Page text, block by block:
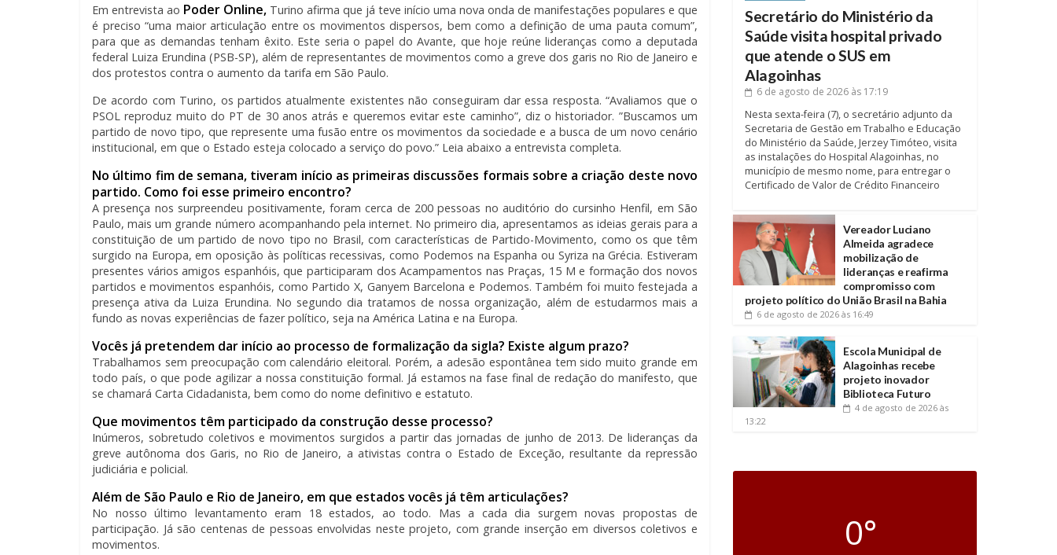
Em entrevista ao Poder Online, Turino afirma que já teve início uma nova onda de manifestações populares e que
é preciso “uma maior articulação entre os movimentos dispersos, bem como a definição de uma pauta comum”,
para que as demandas tenham êxito. Este seria o papel do Avante, que hoje reúne lideranças como a deputada
federal Luiza Erundina (PSB-SP), além de representantes de movimentos como a greve dos garis no Rio de Janeiro e
dos protestos contra o aumento da tarifa em São Paulo.
De acordo com Turino, os partidos atualmente existentes não conseguiram dar essa resposta. “Avaliamos que o
PSOL reproduz muito do PT de 30 anos atrás e queremos evitar este caminho”, diz o historiador. ”Buscamos um
partido de novo tipo, que represente uma fusão entre os movimentos da sociedade e a busca de um novo cenário
institucional, em que o Estado esteja colocado a serviço do povo.” Leia abaixo a entrevista completa.
No último fim de semana, tiveram início as primeiras discussões formais sobre a criação deste novo
partido. Como foi esse primeiro encontro?
A presença nos surpreendeu positivamente, foram cerca de 200 pessoas no auditório do cursinho Henfil, em São
Paulo, mais um grande número acompanhando pela internet. No primeiro dia, apresentamos as ideias gerais para a
constituição de um partido de novo tipo no Brasil, com características de Partido-Movimento, como os que têm
surgido na Europa, em oposição às políticas recessivas, como Podemos na Espanha ou Syriza na Grécia. Estiveram
presentes vários amigos espanhóis, que participaram dos Acampamentos nas Praças, 15 M e formação dos novos
partidos e movimentos espanhóis, como Partido X, Ganyem Barcelona e Podemos. Também foi muito festejada a
presença ativa da Luiza Erundina. No segundo dia tratamos de nossa organização, além de estudarmos mais a
fundo as novas experiências de fazer político, seja na América Latina e na Europa.
Vocês já pretendem dar início ao processo de formalização da sigla? Existe algum prazo?
Trabalhamos sem preocupação com calendário eleitoral. Porém, a adesão espontânea tem sido muito grande em
todo país, o que pode agilizar a nossa constituição formal. Já estamos na fase final de redação do manifesto, que
se chamará Carta Cidadanista, bem como do nome definitivo e estatuto.
Que movimentos têm participado da construção desse processo?
Inúmeros, sobretudo coletivos e movimentos surgidos a partir das jornadas de junho de 2013. De lideranças da
greve autônoma dos Garis, no Rio de Janeiro, a ativistas contra o Estado de Exceção, resultante da repressão
judiciária e policial.
Além de São Paulo e Rio de Janeiro, em que estados vocês já têm articulações?
No nosso último levantamento eram 18 estados, ao todo. Mas a cada dia surgem novas propostas de
participação. Já são centenas de pessoas envolvidas neste projeto, com grande inserção em diversos coletivos e
movimentos.
Secretário do Ministério da
Saúde visita hospital privado
que atende o SUS em
Alagoinhas
6 de agosto de 2026 às 17:19
Nesta sexta-feira (7), o secretário adjunto da
Secretaria de Gestão em Trabalho e Educação
do Ministério da Saúde, Jerzey Timóteo, visita
as instalações do Hospital Alagoinhas, no
município de mesmo nome, para entregar o
Certificado de Valor de Crédito Financeiro
Vereador Luciano
Almeida agradece
mobilização de
lideranças e reafirma
compromisso com
projeto político do União Brasil na Bahia
6 de agosto de 2026 às 16:49
Escola Municipal de
Alagoinhas recebe
projeto inovador
Biblioteca Futuro
4 de agosto de 2026 às
13:22
0°